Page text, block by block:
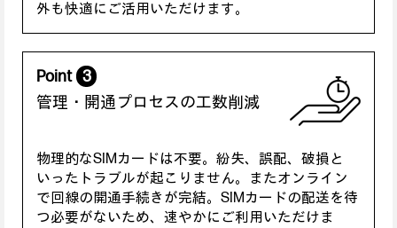
外も快適にご活用いただけます。
Point 3
管理・開通プロセスの工数削減
物理的なSIMカードは不要。紛失、誤配、破損と
いったトラブルが起こりません。またオンライン
で回線の開通手続きが完結。SIMカードの配送を待
つ必要がないため、速やかにご利用いただけま